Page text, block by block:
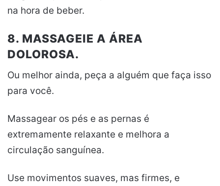
na hora de beber.
8. MASSAGEIE A ÁREA
DOLOROSA.
Ou melhor ainda, peça a alguém que faça isso
para você.
Massagear os pés e as pernas é
extremamente relaxante e melhora a
circulação sanguínea.
Use movimentos suaves, mas firmes, e